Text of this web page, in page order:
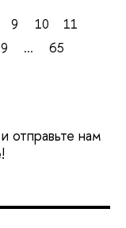
9 10
11
... 65
отправьте нам